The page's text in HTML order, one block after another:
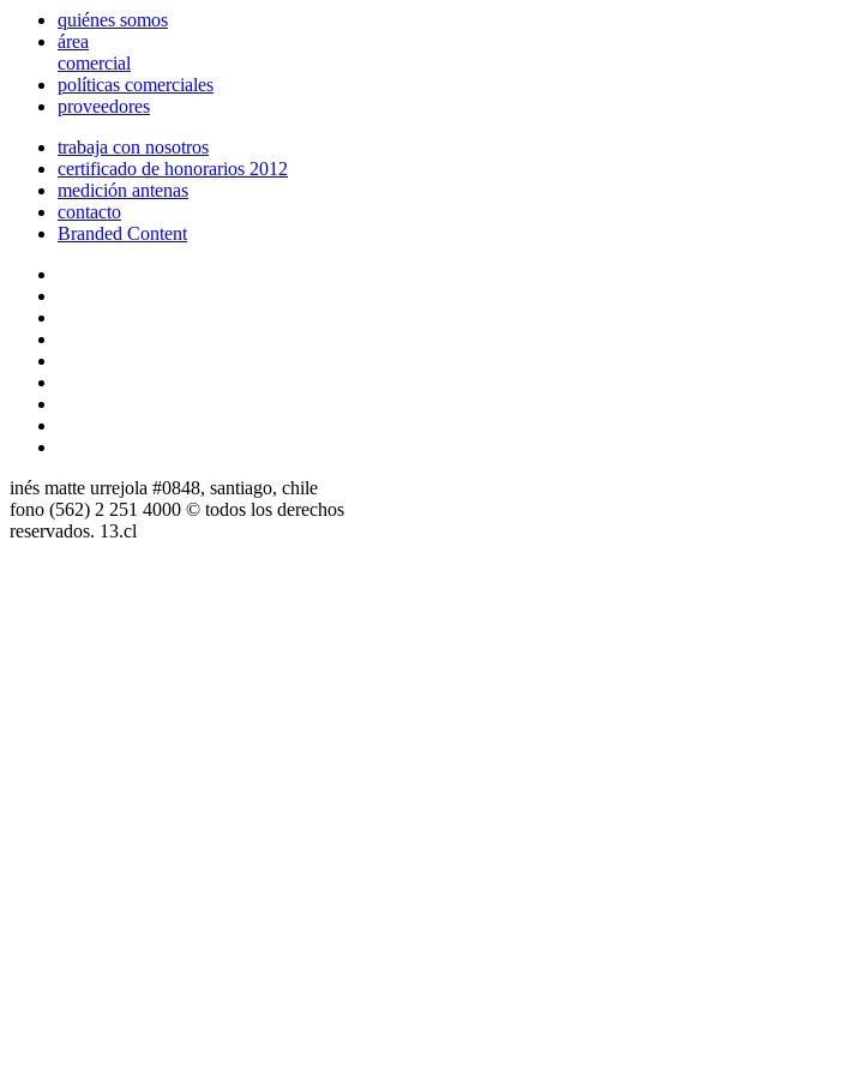
quiénes somos
área
comercial
políticas comerciales
proveedores
trabaja con nosotros
certificado de honorarios 2012
medición antenas
contacto
Branded Content
inés matte urrejola #0848, santiago, chile
fono (562) 2 251 4000 © todos los derechos
reservados. 13.cl